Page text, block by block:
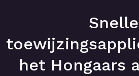
Snelle
het Hongaars